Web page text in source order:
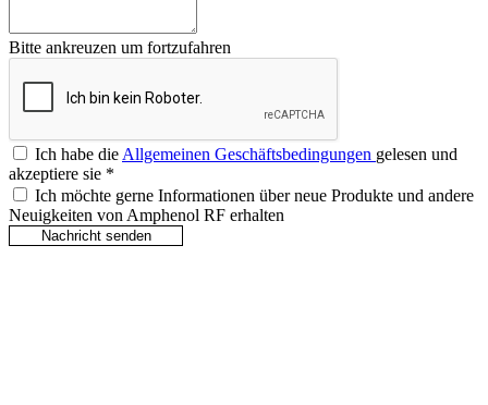
Bitte ankreuzen um fortzufahren
Ich habe dieAllgemeinen Geschäftsbedingungen gelesen und
akzeptiere sie *
Ich möchte gerne Informationen über neue Produkte und andere
Neuigkeiten von Amphenol RF erhalten